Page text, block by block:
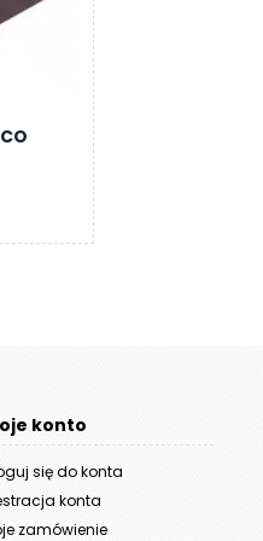
konto
się do konta
konta
zamówienie